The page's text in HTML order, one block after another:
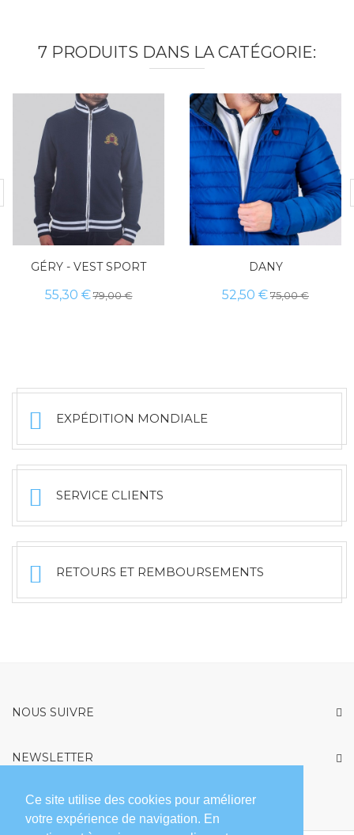
Ce site utilise des cookies pour améliorer
votre expérience de navigation. En
7 PRODUITS DANS LA CATÉGORIE:
GÉRY - VEST SPORT
55,30 €79,00 €
DANY
52,50 €75,00 €
EXPÉDITION MONDIALE
SERVICE CLIENTS
RETOURS ET REMBOURSEMENTS
NOUS SUIVRE
NEWSLETTER
En soumettant ce formulaire, vous acceptez notre
politique de
confidentialité